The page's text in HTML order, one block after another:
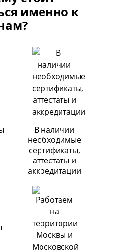
именно к
В наличии
необходимые
сертификаты,
аттестаты и
аккредитации